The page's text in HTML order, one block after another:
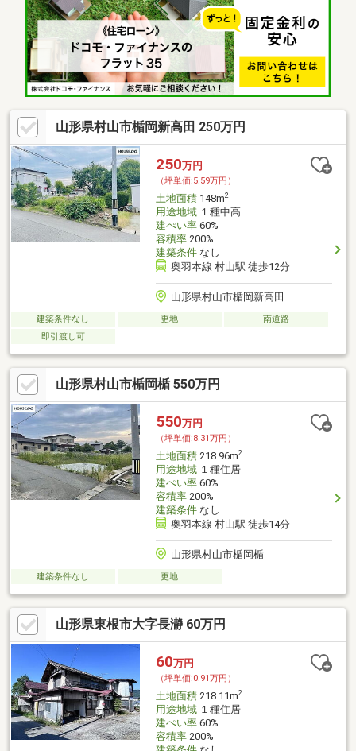
山形県村山市楯岡新高田 250万円
250万円
（坪単価:5.59万円）
土地面積148m2
用途地域１種中高
建ぺい率60%
容積率200%
建築条件なし
奥羽本線 村山駅 徒歩12分
山形県村山市楯岡新高田
建築条件なし 更地
南道路
即引渡し可
山形県村山市楯岡楯 550万円
550万円
（坪単価:8.31万円）
土地面積218.96m2
用途地域１種住居
建ぺい率60%
容積率200%
建築条件なし
奥羽本線 村山駅 徒歩14分
山形県村山市楯岡楯
建築条件なし 更地
山形県東根市大字長瀞 60万円
60万円
（坪単価:0.91万円）
土地面積218.11m2
用途地域１種住居
建ぺい率60%
容積率200%